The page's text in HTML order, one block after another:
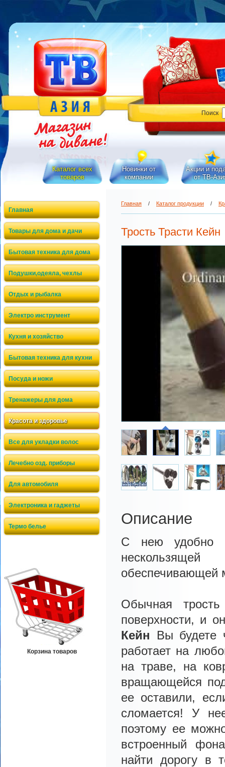
Поиск
Каталог всех
товаров
Новинки от
компании
Акции и
от ТВ-
Главная
Товары для дома и дачи
Бытовая техника для дома
Подушки,одеяла, чехлы
Отдых и рыбалка
Электро инструмент
Кухня и хозяйство
Бытовая техника для кухни
Посуда и ножи
Тренажеры для дома
Красота и здоровье
Все для укладки волос
Лечебно озд. приборы
Для автомобиля
Электроника и гаджеты
Термо белье
Корзина товаров
Главная / Каталог продукции /
Трость Трасти Кейн
Описание
С нею удобно
обеспечивающей
Обычная
поверхности, и
Кейн Вы будете
работает на
на траве, на
вращающейся
ее оставили,
сломается! У
поэтому ее
встроенный
найти дорогу в